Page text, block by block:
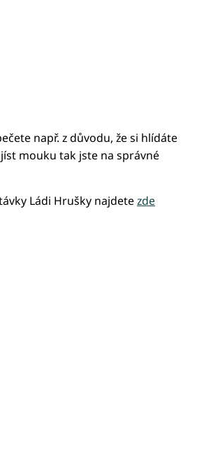
např. z důvodu, že si hlídáte
mouku tak jste na správné
Ládi Hrušky najdetezde